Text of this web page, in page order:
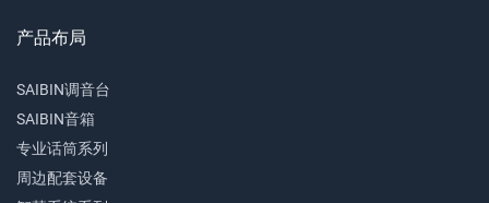
产品布局
SAIBIN调音台
SAIBIN音箱
专业话筒系列
周边配套设备